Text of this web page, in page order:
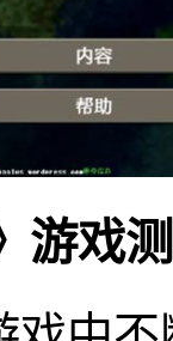
游戏